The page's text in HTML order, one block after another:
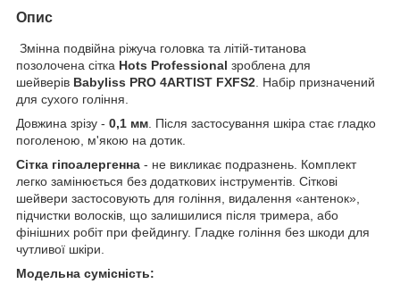
Опис
Змінна подвійна ріжуча головка та літій-титанова
позолочена сітка Hots Professional зроблена для
шейверів Babyliss PRO 4ARTIST FXFS2 . Набір призначений
для сухого гоління.
Довжина зрізу - 0,1 мм . Після застосування шкіра стає гладко
поголеною, м'якою на дотик.
Сітка гіпоалергенна - не викликає подразнень. Комплект
легко замінюється без додаткових інструментів. Сіткові
шейвери застосовують для гоління, видалення «антенок»,
підчистки волосків, що залишилися після тримера, або
фінішних робіт при фейдингу. Гладке гоління без шкоди для
чутливої шкіри.
Модельна сумісність: